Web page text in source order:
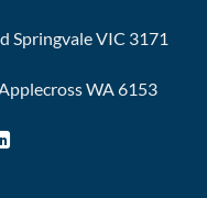
VIC 3171
WA 6153